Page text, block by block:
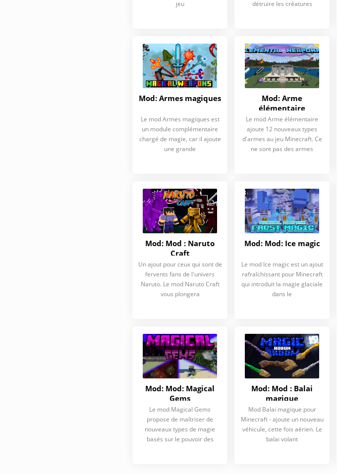
jeu
détruire les créatures
Mod: Armes magiques
Le mod Armes magiques est
un module complémentaire
chargé de magie, car il ajoute
une grande
Mod: Arme
élémentaire
Le mod Arme élémentaire
ajoute 12 nouveaux types
d'armes au jeu Minecraft. Ce
ne sont pas des armes
Mod: Mod : Naruto
Craft
Un ajout pour ceux qui sont de
fervents fans de l'univers
Naruto. Le mod Naruto Craft
vous plongera
Mod: Mod: Ice magic
Le mod Ice magic est un ajout
rafraîchissant pour Minecraft
qui introduit la magie glaciale
dans le
Mod: Mod: Magical
Gems
Le mod Magical Gems
propose de maîtriser de
nouveaux types de magie
basés sur le pouvoir des
Mod: Mod : Balai
magique
Mod Balai magique pour
Minecraft - ajoute un nouveau
véhicule, cette fois aérien. Le
balai volant